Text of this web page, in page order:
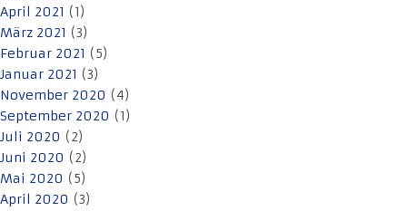
April 2021 (1)
März 2021 (3)
Februar 2021 (5)
Januar 2021 (3)
November 2020 (4)
September 2020 (1)
Juli 2020 (2)
Juni 2020 (2)
Mai 2020 (5)
April 2020 (3)